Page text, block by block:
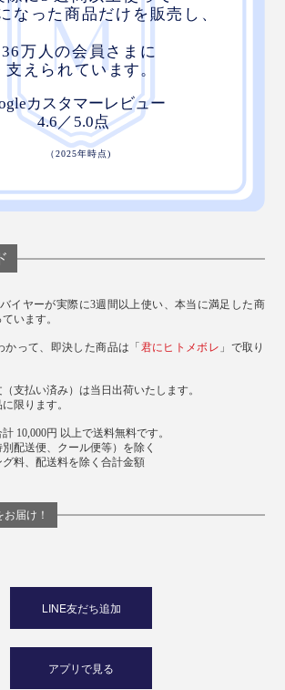
けるシャンパングレープの爽やかさ
コナッツ：
イナップルと濃厚なココナッツが奏で
ルな香りのハーモニー
イップクリームの濃厚な香り
イヤーが実際に3週間以上使い、本当に満足した商
います。
かって、即決した商品は「 君にヒトメボレ 」で取り
支払い済み）は当日出荷いたします。
限ります。
10,000円 以上で送料無料です。
配送便、クール便等）を除く
料、配送料を除く合計金額
届け！
LINE友だち追加
アプリで見る